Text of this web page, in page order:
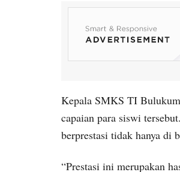
Kepala SMKS TI
capaian para siswi
berprestasi tidak hanya di
“Prestasi ini merupakan